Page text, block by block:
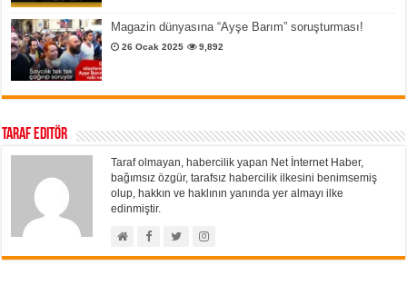
Magazin dünyasına “Ayşe Barım” soruşturması!
26 Ocak 2025 9,892
Taraf Editör
Taraf olmayan, habercilik yapan Net İnternet Haber,
bağımsız özgür, tarafsız habercilik ilkesini benimsemiş
olup, hakkın ve haklının yanında yer almayı ilke
edinmiştir.